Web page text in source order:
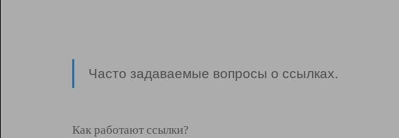
Часто задаваемые вопросы о ссылках.
Как работают ссылки?